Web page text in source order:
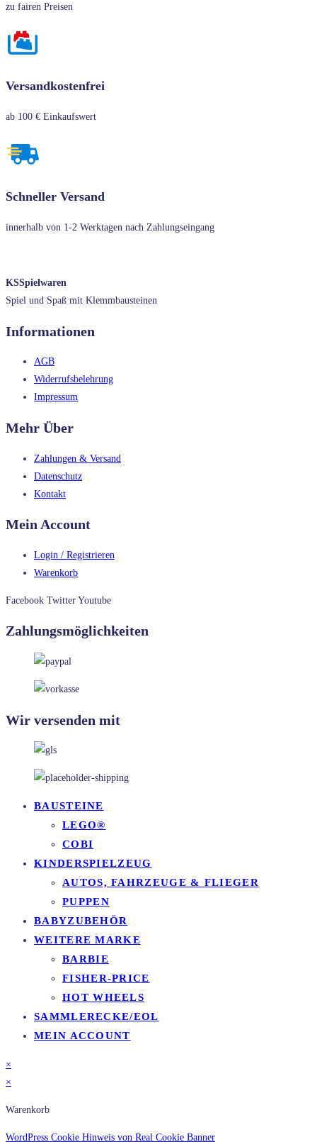
zu fairen Preisen
Versandkostenfrei
ab 100 € Einkaufswert
Schneller Versand
innerhalb von 1-2 Werktagen nach Zahlungseingang
KSSpielwaren
Spiel und Spaß mit Klemmbausteinen
Informationen
AGB
Widerrufsbelehrung
Impressum
Mehr Über
Zahlungen & Versand
Datenschutz
Kontakt
Mein Account
Login / Registrieren
Warenkorb
Facebook Twitter Youtube
Zahlungsmöglichkeiten
Wir versenden mit
BAUSTEINE
LEGO®
COBI
KINDERSPIELZEUG
AUTOS, FAHRZEUGE & FLIEGER
PUPPEN
BABYZUBEHÖR
WEITERE MARKE
BARBIE
FISHER-PRICE
HOT WHEELS
SAMMLERECKE/EOL
MEIN ACCOUNT
×
×
Warenkorb
WordPress Cookie Hinweis von Real Cookie Banner